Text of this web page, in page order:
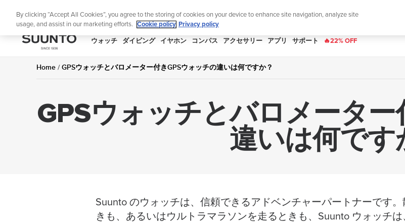
ニュースレターに登録すると、5％オフにな
SUUNTO
ウォッチ ダイビング イヤホン コンパス アクセサリー アプリ サポート 🔥22% OFF
Home GPSウォッチとバロメーター付きGPSウォッチの違いは何ですか？
GPSウォッチとバロメータ
違いは何です
Suunto のウォッチは、信頼できるアドベンチャーパートナーです
きも、あるいはウルトラマラソンを走るときも、Suunto ウォッチ
By clicking “Accept All Cookies”, you agree to the storing of cookies on your device to enhance site navigation, analyze site
usage, and assist in our marketing efforts.
Cookie policy Privacy policy